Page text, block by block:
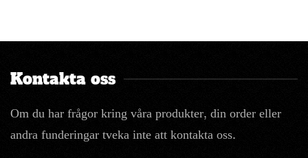
Kontakta oss
Om du har frågor kring våra produkter, din order eller
andra funderingar tveka inte att kontakta oss.